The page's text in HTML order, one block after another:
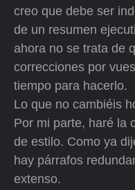
creo que debe ser
de un resumen
ahora no se trata de
correcciones por
tiempo para hacerlo.
Lo que no cambiéis
Por mi parte, haré la
de estilo. Como ya
hay párrafos
extenso.